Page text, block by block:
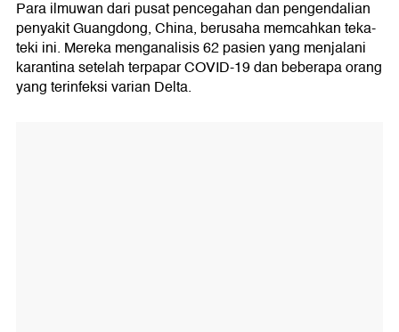
Para ilmuwan dari pusat pencegahan dan pengendalian
penyakit Guangdong, China, berusaha memcahkan teka-
teki ini. Mereka menganalisis 62 pasien yang menjalani
karantina setelah terpapar COVID-19 dan beberapa orang
yang terinfeksi varian Delta.